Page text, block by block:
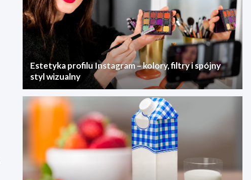
Estetyka profilu Instagram – kolory, filtry i spójny
styl wizualny